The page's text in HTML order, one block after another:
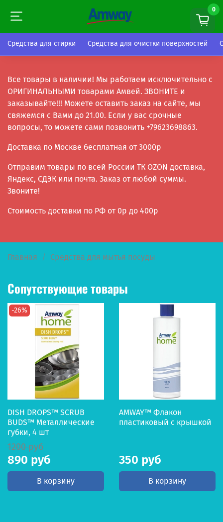
0
Средства для стирки Средства для очистки поверхностей
Все товары в наличии! Мы работаем исключительно с
ОРИГИНАЛЬНЫМИ товарами Амвей. ЗВОНИТЕ и
заказывайте!!! Можете оставить заказ на сайте, мы
свяжемся с Вами до 21.00. Если у вас срочные
вопросы, то можете сами позвонить +79623698863.
Доставка по Москве бесплатная от 3000р
Отправим товары по всей России ТК OZON доставка,
Яндекс, СДЭК или почта. Заказ от любой суммы.
Звоните!
Стоимость доставки по РФ от 0р до 400р
Главная Средства для мытья посуды
Сопутствующие товары
-26%
DISH DROPS™ SCRUB
BUDS™ Металлические
губки, 4 шт
1200 руб
890 руб
В корзину
AMWAY™ Флакон
пластиковый с крышкой
350 руб
В корзину
0